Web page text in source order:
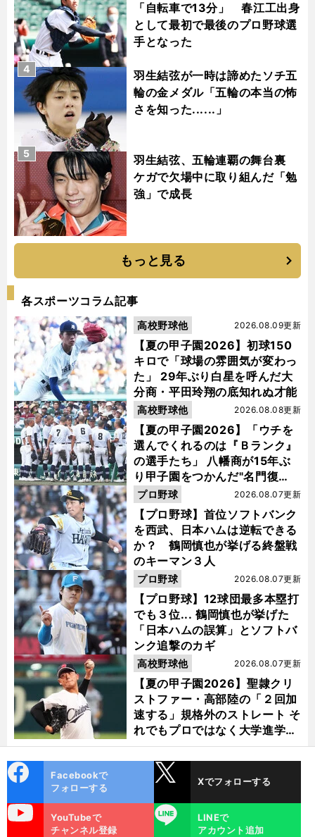
「自転車で13分」 春江工出身
として最初で最後のプロ野球選
手となった
羽生結弦が一時は諦めたソチ五
輪の金メダル「五輪の本当の怖
さを知った......」
4
羽生結弦、五輪連覇の舞台裏
ケガで欠場中に取り組んだ「勉
強」で成長
5
もっと見る
各スポーツコラム記事
【夏の甲子園2026】初球150
キロで「球場の雰囲気が変わっ
た」 29年ぶり白星を呼んだ大
分商・平田玲翔の底知れぬ才能
2026.08.09更新
高校野球他
【夏の甲子園2026】「ウチを
選んでくれるのは『Ｂランク』
の選手たち」 八幡商が15年ぶ
り甲子園をつかんだ"名門復
活"の舞台裏
2026.08.08更新
高校野球他
【プロ野球】首位ソフトバンク
を西武、日本ハムは逆転できる
か？ 鶴岡慎也が挙げる終盤戦
のキーマン３人
2026.08.07更新
プロ野球
【プロ野球】12球団最多本塁打
でも３位... 鶴岡慎也が挙げた
「日本ハムの誤算」とソフトバ
ンク追撃のカギ
2026.08.07更新
プロ野球
【夏の甲子園2026】聖隷クリ
ストファー・高部陸の「２回加
速する」規格外のストレート そ
れでもプロではなく大学進学を
選ぶ理由
2026.08.07更新
高校野球他
ok
Facebookで
フォローする
Xでフォローする
YouTubeで
チャンネル登録
LINE
LINEで
アカウント追加